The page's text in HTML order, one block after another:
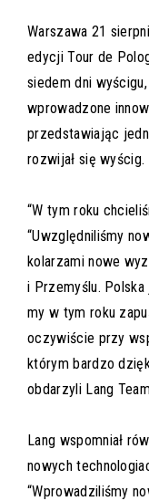
Warszawa 21
edycji Tour de
siedem dni
wprowadzone
przedstawiając
rozwijał się wyścig.
“W tym roku
“Uwzględniliśmy
kolarzami nowe
i Przemyślu.
my w tym roku
oczywiście przy
którym bardzo
obdarzyli Lang
Lang wspomniał
nowych
“Wprowadziliśmy